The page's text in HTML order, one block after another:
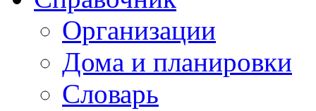
Организации
Дома и планировки
Словарь